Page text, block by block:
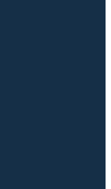
túto stránku, cítil som
som sa mu skoro
gymnastiek
sa, nikdy celkom